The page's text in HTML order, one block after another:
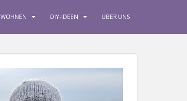
WOHNEN DIY-IDEEN ÜBER UNS